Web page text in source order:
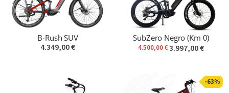
B-Rush SUV
4.349,00 €
SubZero Negro (Km 0)
4.500,00 €3.997,00 €
-63%